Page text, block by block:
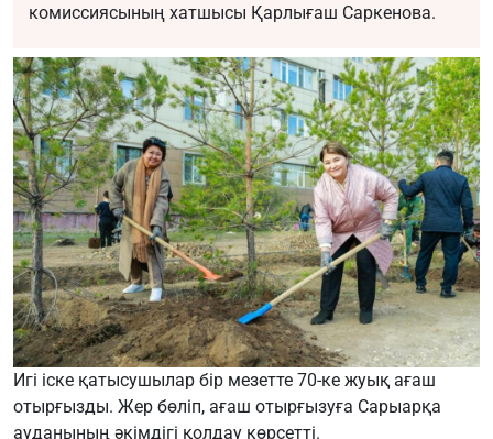
комиссиясының хатшысы Қарлығаш Саркенова.
Игі іске қатысушылар бір мезетте 70-ке жуық ағаш
отырғызды. Жер бөліп, ағаш отырғызуға Сарыарқа
ауданының әкімдігі қолдау көрсетті.